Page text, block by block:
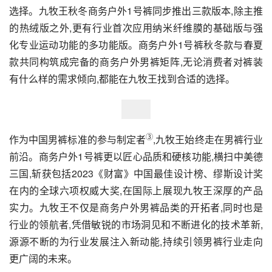
选择。九牧王秋冬商务户外1号裤同步推出三款版本,除主推
的热绒版之外,更有行业首次应用纳米纤维膜的基础版与强
化专业运动功能的多功能版。商务户外1号裤秋冬款与春夏
款共同构筑成完备的商务户外男裤矩阵,无论消费者对裤装
有什么样的需求倾向,都能在九牧王找到合适的选择。
作为中国男裤标准的参与制定者③,九牧王始终走在男裤行业
前沿。商务户外1号裤更以匠心品质和硬核功能,横扫中美德
三国,斩获包括2023《财富》中国最佳设计榜、缪斯设计奖
在内的全球六项权威大奖,在国际上展现九牧王深厚的产品
实力。九牧王不仅是商务户外男裤品类的开拓者,同时也是
行业的领航者,凭借敏锐的市场洞见和不断进化的技术革新,
源源不断的为行业发展注入新动能,持续引领男裤行业走向
更广阔的未来。